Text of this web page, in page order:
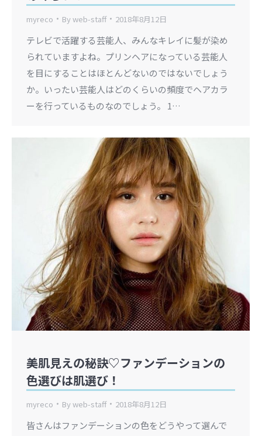
myreco Byweb-staff 2018年8月12日
テレビで活躍する芸能人、みんなキレイに髪が染め
られていますよね。プリンヘアになっている芸能人
を目にすることはほとんどないのではないでしょう
か。いったい芸能人はどのくらいの頻度でヘアカラ
ーを行っているものなのでしょう。 1…
美肌見えの秘訣♡ファンデーションの
色選びは肌選び！
myreco Byweb-staff 2018年8月12日
皆さんはファンデーションの色をどうやって選んで